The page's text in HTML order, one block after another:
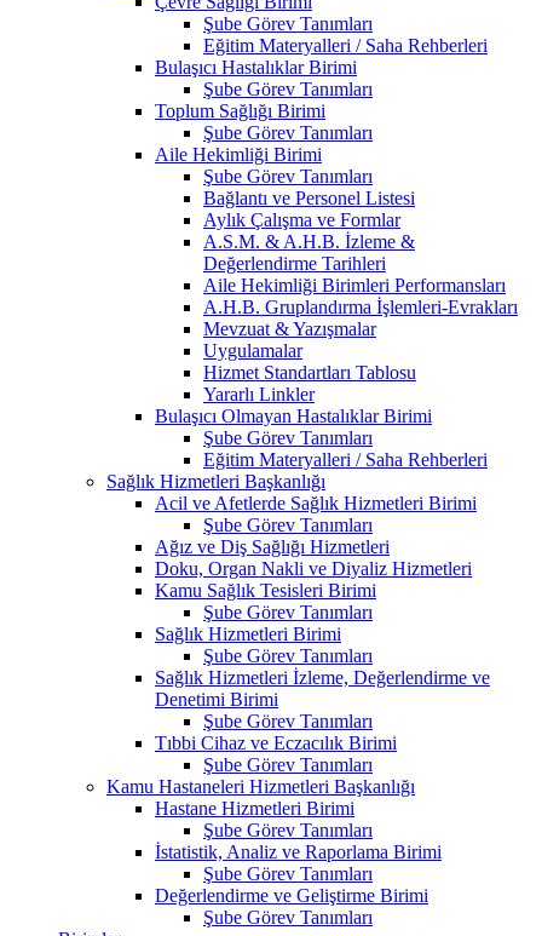
Şube Görev Tanımları
Eğitim Materyalleri / Saha Rehberleri
Bulaşıcı Hastalıklar Birimi
Şube Görev Tanımları
Toplum Sağlığı Birimi
Şube Görev Tanımları
Aile Hekimliği Birimi
Şube Görev Tanımları
Bağlantı ve Personel Listesi
Aylık Çalışma ve Formlar
A.S.M. & A.H.B. İzleme &
Değerlendirme Tarihleri
Aile Hekimliği Birimleri Performansları
A.H.B. Gruplandırma İşlemleri-Evrakları
Mevzuat & Yazışmalar
Uygulamalar
Hizmet Standartları Tablosu
Yararlı Linkler
Bulaşıcı Olmayan Hastalıklar Birimi
Şube Görev Tanımları
Eğitim Materyalleri / Saha Rehberleri
Sağlık Hizmetleri Başkanlığı
Acil ve Afetlerde Sağlık Hizmetleri Birimi
Şube Görev Tanımları
Ağız ve Diş Sağlığı Hizmetleri
Doku, Organ Nakli ve Diyaliz Hizmetleri
Kamu Sağlık Tesisleri Birimi
Şube Görev Tanımları
Sağlık Hizmetleri Birimi
Şube Görev Tanımları
Sağlık Hizmetleri İzleme, Değerlendirme ve
Denetimi Birimi
Şube Görev Tanımları
Tıbbi Cihaz ve Eczacılık Birimi
Şube Görev Tanımları
Kamu Hastaneleri Hizmetleri Başkanlığı
Hastane Hizmetleri Birimi
Şube Görev Tanımları
İstatistik, Analiz ve Raporlama Birimi
Şube Görev Tanımları
Değerlendirme ve Geliştirme Birimi
Şube Görev Tanımları